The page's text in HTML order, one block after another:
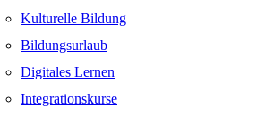
Kulturelle Bildung
Bildungsurlaub
Digitales Lernen
Integrationskurse